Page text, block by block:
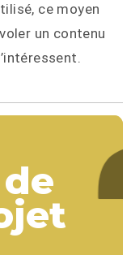
ce moyen
un contenu